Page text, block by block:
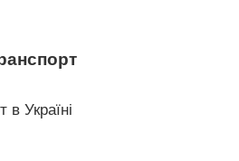
Україні